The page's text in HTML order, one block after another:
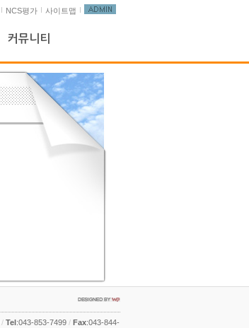
NCS평가 사이트맵
커뮤니티
/ Tel:043-853-7499 / Fax:043-844-